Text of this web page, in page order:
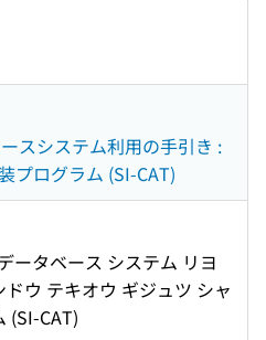
スシステム利用の手引き :
プログラム (SI-CAT)
ータベース システム リヨ
ウ テキオウ ギジュツ シャ
(SI-CAT)